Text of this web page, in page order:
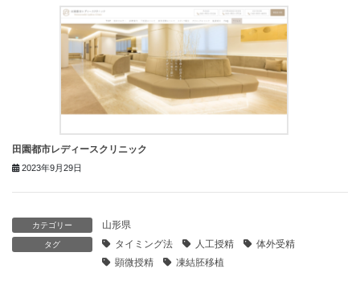
田園都市レディースクリニック
2023年9月29日
カテゴリー 山形県
タグ タイミング法 人工授精
体外受精
顕微授精
凍結胚移植